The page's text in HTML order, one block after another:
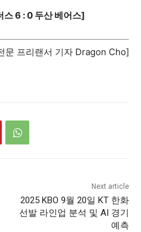
스 6 : 0 두산 베어스]
문 프리랜서 기자 Dragon Cho]
Next article
2025 KBO 9월 20일 KT 한화
선발 라인업 분석 및 AI 경기
예측